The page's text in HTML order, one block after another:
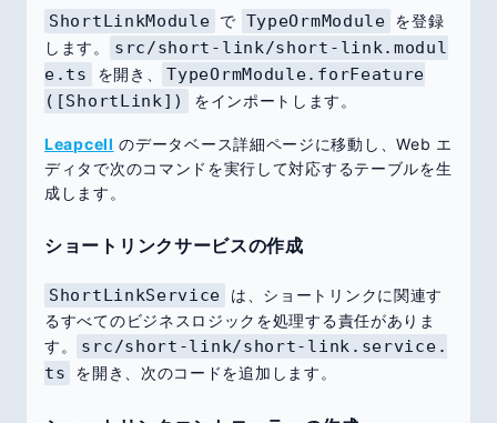
ShortLinkModule で TypeOrmModule を登録
します。
src/short-link/short-link.modul
e.ts
を開き、
TypeOrmModule.forFeature
([ShortLink])
をインポートします。
Leapcell のデータベース詳細ページに移動し、Web エ
ディタで次のコマンドを実行して対応するテーブルを生
成します。
ショートリンクサービスの作成
ShortLinkService
は、ショートリンクに関連す
るすべてのビジネスロジックを処理する責任がありま
す。
src/short-link/short-link.service.
ts
を開き、次のコードを追加します。